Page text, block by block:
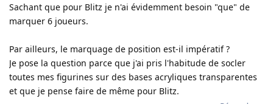
Sachant que pour Blitz je n'ai évidemment besoin "que" de
marquer 6 joueurs.
Par ailleurs, le marquage de position est-il impératif ?
Je pose la question parce que j'ai pris l'habitude de socler
toutes mes figurines sur des bases acryliques transparentes
et que je pense faire de même pour Blitz.